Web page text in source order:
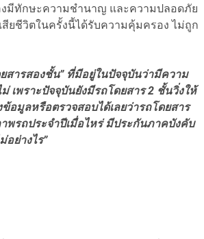
มีทักษะความชำนาญ และความปลอดภัย
ยชีวิตในครั้งนี้ได้รับความคุ้มครอง ไม่ถูก
สารสองชั้น” ที่มีอยู่ในปัจจุบันว่ามีความ
เพราะปัจจุบันยังมีรถโดยสาร 2 ชั้นวิ่งให้
อมูลหรือตรวจสอบได้เลยว่ารถโดยสาร
พรถประจำปีเมื่อไหร่ มีประกันภาคบังคับ
ย่างไร”